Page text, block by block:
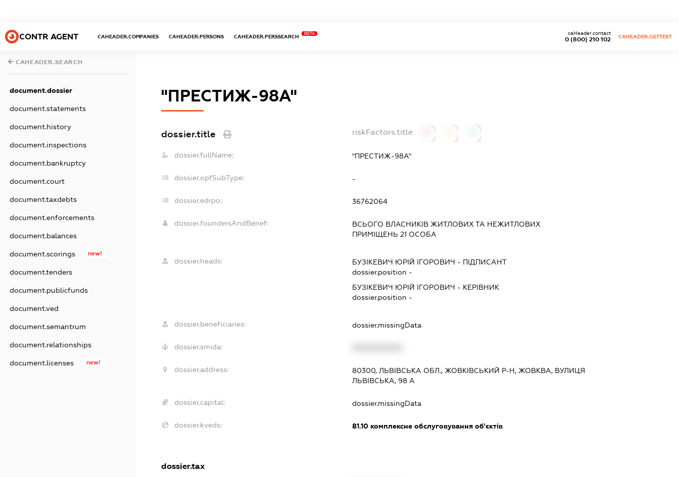
CONTR AGENT CAHEADER.COMPANIES CAHEADER.PERSONS CAHEADER.PERSSEARCH
BETA
0 (800) 210 102
caHeader.contact
CAHEADER.GETTEST
CAHEADER.SEARCH
document.dossier
document.statements
document.history
document.inspections
document.bankruptcy
document.court
document.taxdebts
document.enforcements
document.balances
document.scorings new!
document.tenders
document.publicfunds
document.ved
document.semantrum
document.relationships
document.licenses new!
"ПРЕСТИЖ-98А"
dossier.title riskFactors.title
dossier.fullName: "ПРЕСТИЖ-98А"
dossier.opfSubType: -
dossier.edrpo: 36762064
dossier.foundersAndBenef:
ВСЬОГО ВЛАСНИКІВ ЖИТЛОВИХ ТА НЕЖИТЛОВИХ
ПРИМІЩЕНЬ 21 ОСОБА
dossier.heads: БУЗІКЕВИЧ ЮРІЙ ІГОРОВИЧ - ПІДПИСАНТ
dossier.position -
БУЗІКЕВИЧ ЮРІЙ ІГОРОВИЧ - КЕРІВНИК
dossier.position -
dossier.beneficiaries: dossier.missingData
dossier.smida:
dossier.address:
80300, ЛЬВІВСЬКА ОБЛ., ЖОВКІВСЬКИЙ Р-Н, ЖОВКВА, ВУЛИЦЯ
ЛЬВІВСЬКА, 98 А
dossier.capital: dossier.missingData
dossier.kveds: 81.10 комплексне обслуговування об'єктів
dossier.tax